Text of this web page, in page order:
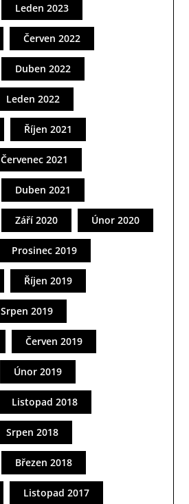
Leden 2023
Červen 2022
Duben 2022
Leden 2022
Říjen 2021
Červenec 2021
Duben 2021
Září 2020 Únor 2020
Prosinec 2019
Říjen 2019
Srpen 2019
Červen 2019
Únor 2019
Listopad 2018
Srpen 2018
Březen 2018
Listopad 2017